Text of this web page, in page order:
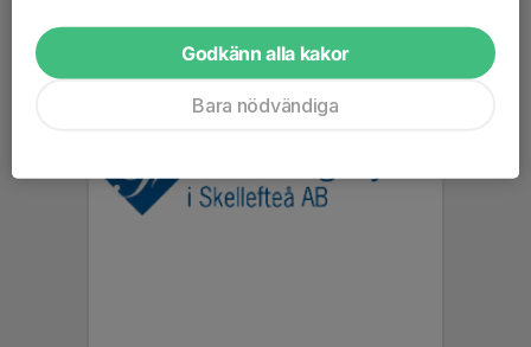
Godkänn alla kakor
Bara nödvändiga